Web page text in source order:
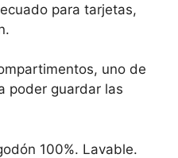
para tarjetas,
uno de
poder guardar las
100%. Lavable.